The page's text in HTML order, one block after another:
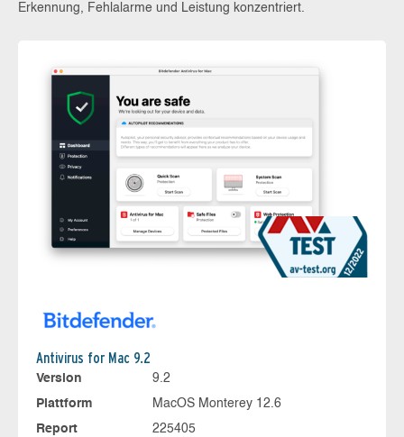
Erkennung, Fehlalarme und Leistung konzentriert.
Antivirus for Mac 9.2
Version
9.2
Plattform
MacOS Monterey 12.6
Report
225405